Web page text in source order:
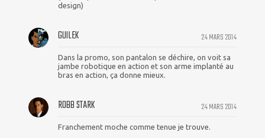
design)
24 MARS 2014
GUILEK
Dans la promo, son pantalon se déchire, on voit sa
jambe robotique en action et son arme implanté au
bras en action, ça donne mieux.
24 MARS 2014
ROBB STARK
Franchement moche comme tenue je trouve.